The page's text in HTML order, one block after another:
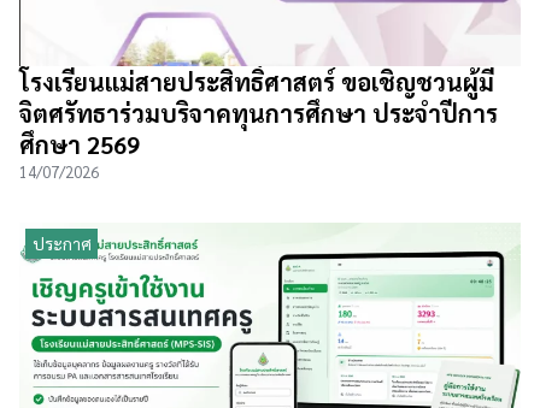
โรงเรียนแม่สายประสิทธิ์ศาสตร์ ขอเชิญชวนผู้มี
จิตศรัทธาร่วมบริจาคทุนการศึกษา ประจำปีการ
ศึกษา 2569
14/07/2026
ประกาศ